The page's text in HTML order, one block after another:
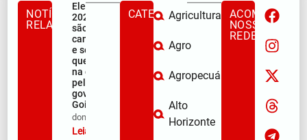
NOTÍCIAS
RELACIONADAS
Eleições
2026: quem
são os seis
candidatos
e seus vices
que entram
na disputa
pelo
governo de
Goiás.
dom/08/2026
Leia mais »
CATEGORIASAgricultura
Agro
Agropecuária
Alto
Horizonte
ACOMPANHE
NOSSAS
REDES